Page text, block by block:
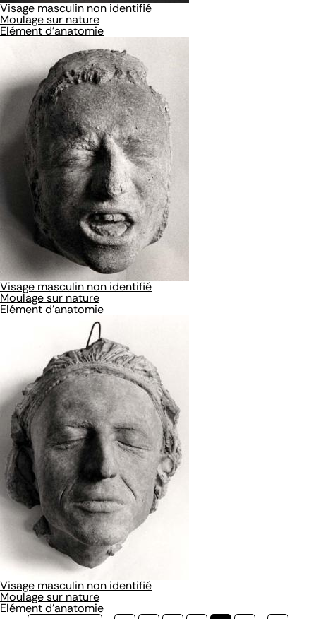
Visage masculin non identifié
Moulage sur nature
Elément d'anatomie
Visage masculin non identifié
Moulage sur nature
Elément d'anatomie
Visage masculin non identifié
Moulage sur nature
Elément d'anatomie